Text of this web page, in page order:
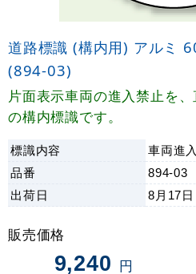
道路標識 (構内用) アルミ
(894-03)
片面表示車両の進入禁止を
の構内標識です。
標識内容
車両進
品番
894-03
出荷日 8月17日
販売価格
9,240 円